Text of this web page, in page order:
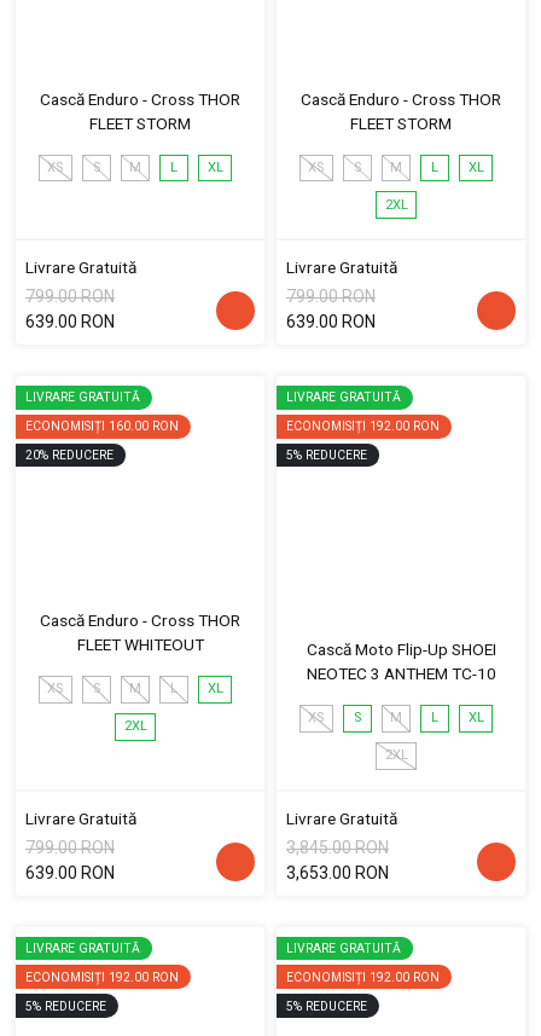
Cască Enduro - Cross THOR
FLEET STORM
XS S M L XL
Livrare Gratuită
799.00 RON
639.00 RON
Cască Enduro - Cross THOR
FLEET STORM
XS S M L XL
2XL
Livrare Gratuită
799.00 RON
639.00 RON
LIVRARE GRATUITĂ
ECONOMISIȚI 160.00 RON
20% REDUCERE
Cască Enduro - Cross THOR
FLEET WHITEOUT
XS S M L XL
2XL
Livrare Gratuită
799.00 RON
639.00 RON
LIVRARE GRATUITĂ
ECONOMISIȚI 192.00 RON
5% REDUCERE
Cască Moto Flip-Up SHOEI
NEOTEC 3 ANTHEM TC-10
XS S M L XL
2XL
Livrare Gratuită
3,845.00 RON
3,653.00 RON
LIVRARE GRATUITĂ
ECONOMISIȚI 192.00 RON
5% REDUCERE
LIVRARE GRATUITĂ
ECONOMISIȚI 192.00 RON
5% REDUCERE